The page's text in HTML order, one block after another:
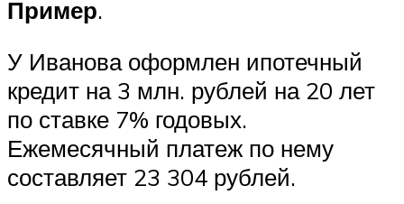
Пример.
У Иванова оформлен ипотечный
кредит на 3 млн. рублей на 20 лет
по ставке 7% годовых.
Ежемесячный платеж по нему
составляет 23 304 рублей.